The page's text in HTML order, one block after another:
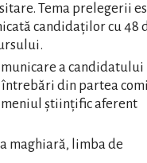
Tema prelegerii
candidaților cu 48
a candidatului
din partea
științific aferent
maghiară, limba de